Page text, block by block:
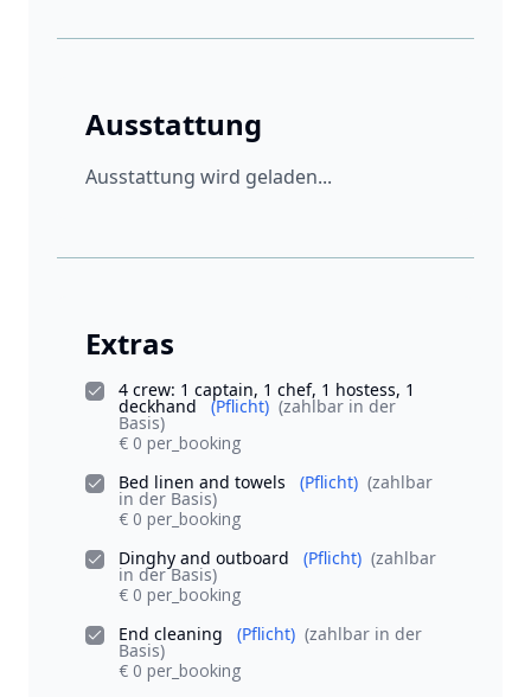
Ausstattung
Ausstattung wird geladen...
Extras
4 crew: 1 captain, 1 chef, 1 hostess, 1
deckhand (Pflicht) (zahlbar in der
Basis)
€ 0 per_booking
Bed linen and towels
(Pflicht) (zahlbar
in der Basis)
€ 0 per_booking
Dinghy and outboard
(Pflicht) (zahlbar
in der Basis)
€ 0 per_booking
End cleaning
(Pflicht) (zahlbar in der
Basis)
€ 0 per_booking